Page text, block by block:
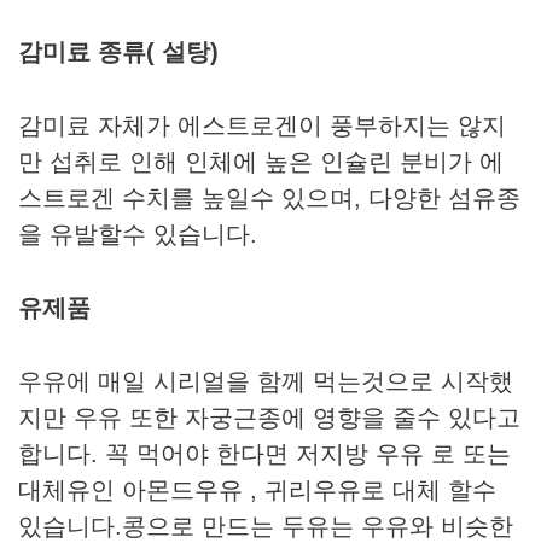
감미료 종류( 설탕)
감미료 자체가 에스트로겐이 풍부하지는 않지
만 섭취로 인해 인체에 높은 인슐린 분비가 에
스트로겐 수치를 높일수 있으며, 다양한 섬유종
을 유발할수 있습니다.
유제품
우유에 매일 시리얼을 함께 먹는것으로 시작했
지만 우유 또한 자궁근종에 영향을 줄수 있다고
합니다. 꼭 먹어야 한다면 저지방 우유 로 또는
대체유인 아몬드우유 , 귀리우유로 대체 할수
있습니다.콩으로 만드는 두유는 우유와 비슷한